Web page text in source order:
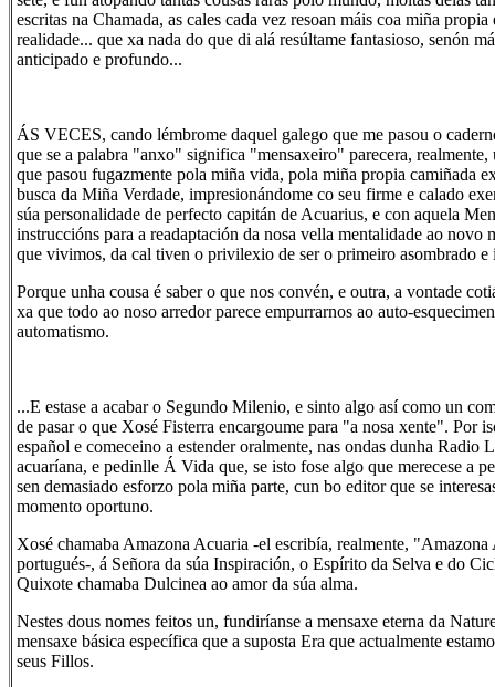
escritas na Chamada, as cales cada vez resoan máis coa miña
realidade... que xa nada do que di alá resúltame fantasioso, senón
anticipado e profundo...
ÁS VECES, cando lémbrome daquel galego que me pasou o
que se a palabra "anxo" significa "mensaxeiro" parecera, realmente,
que pasou fugazmente pola miña vida, pola miña propia camiñada
busca da Miña Verdade, impresionándome co seu firme e calado
súa personalidade de perfecto capitán de Acuarius, e con aquela
instruccións para a readaptación da nosa vella mentalidade ao novo
que vivimos, da cal tiven o privilexio de ser o primeiro asombrado e
Porque unha cousa é saber o que nos convén, e outra, a vontade
xa que todo ao noso arredor parece empurrarnos ao auto-
automatismo.
...E estase a acabar o Segundo Milenio, e sinto algo así como un
de pasar o que Xosé Fisterra encargoume para "a nosa xente". Por
español e comeceino a estender oralmente, nas ondas dunha Radio
acuaríana, e pedinlle Á Vida que, se isto fose algo que merecese a
sen demasiado esforzo pola miña parte, cun bo editor que se
momento oportuno.
Xosé chamaba Amazona Acuaria -el escribía, realmente,
portugués-, á Señora da súa Inspiración, o Espírito da Selva e do
Quixote chamaba Dulcinea ao amor da súa alma.
Nestes dous nomes feitos un, fundiríanse a mensaxe eterna da
mensaxe básica específica que a suposta Era que actualmente
seus Fillos.